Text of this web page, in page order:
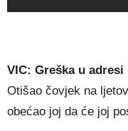
VIC: Greška u adresi
Otišao čovjek na
obećao joj da će joj